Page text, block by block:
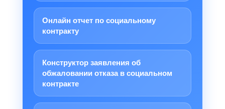
Онлайн отчет по социальному
контракту
Конструктор заявления об
обжаловании отказа в социальном
контракте